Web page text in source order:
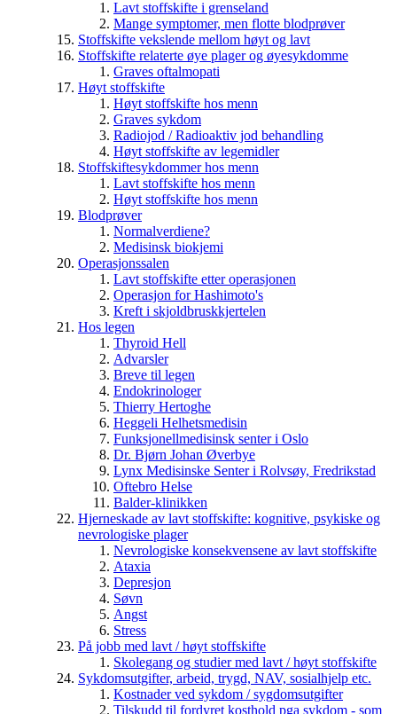
Lavt stoffskifte i grenseland
Mange symptomer, men flotte blodprøver
Stoffskifte vekslende mellom høyt og lavt
Stoffskifte relaterte øye plager og øyesykdomme
Graves oftalmopati
Høyt stoffskifte
Høyt stoffskifte hos menn
Graves sykdom
Radiojod / Radioaktiv jod behandling
Høyt stoffskifte av legemidler
Stoffskiftesykdommer hos menn
Lavt stoffskifte hos menn
Høyt stoffskifte hos menn
Blodprøver
Normalverdiene?
Medisinsk biokjemi
Operasjonssalen
Lavt stoffskifte etter operasjonen
Operasjon for Hashimoto's
Kreft i skjoldbruskkjertelen
Hos legen
Thyroid Hell
Advarsler
Breve til legen
Endokrinologer
Thierry Hertoghe
Heggeli Helhetsmedisin
Funksjonellmedisinsk senter i Oslo
Dr. Bjørn Johan Øverbye
Lynx Medisinske Senter i Rolvsøy, Fredrikstad
Oftebro Helse
Balder-klinikken
Hjerneskade av lavt stoffskifte: kognitive, psykiske og
nevrologiske plager
Nevrologiske konsekvensene av lavt stoffskifte
Ataxia
Depresjon
Søvn
Angst
Stress
På jobb med lavt / høyt stoffskifte
Skolegang og studier med lavt / høyt stoffskifte
Sykdomsutgifter, arbeid, trygd, NAV, sosialhjelp etc.
Kostnader ved sykdom / sygdomsutgifter
Tilskudd til fordyret kosthold pga sykdom - som